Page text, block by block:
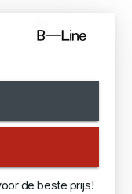
de beste prijs!